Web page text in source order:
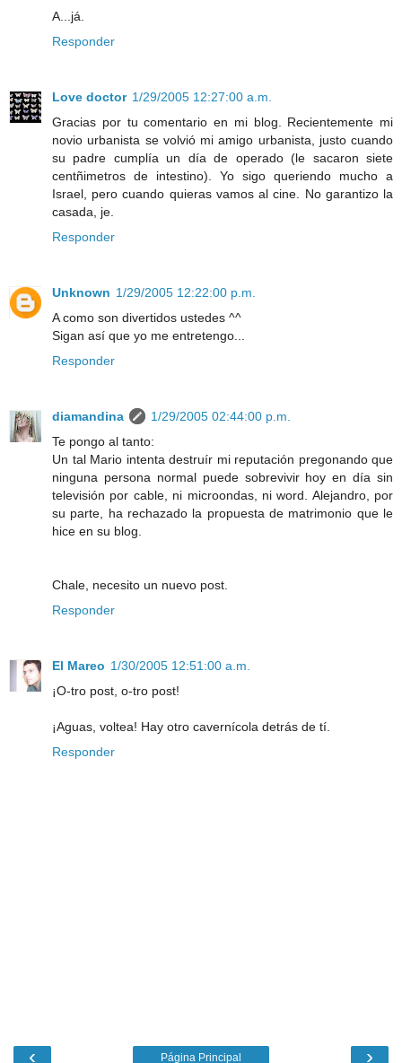
A...já.
Responder
Love doctor 1/29/2005 12:27:00 a.m.
Gracias por tu comentario en mi blog. Recientemente mi
novio urbanista se volvió mi amigo urbanista, justo cuando
su padre cumplía un día de operado (le sacaron siete
centñimetros de intestino). Yo sigo queriendo mucho a
Israel, pero cuando quieras vamos al cine. No garantizo la
casada, je.
Responder
Unknown 1/29/2005 12:22:00 p.m.
A como son divertidos ustedes ^^
Sigan así que yo me entretengo...
Responder
diamandina
1/29/2005 02:44:00 p.m.
Te pongo al tanto:
Un tal Mario intenta destruír mi reputación pregonando que
ninguna persona normal puede sobrevivir hoy en día sin
televisión por cable, ni microondas, ni word. Alejandro, por
su parte, ha rechazado la propuesta de matrimonio que le
hice en su blog.
Chale, necesito un nuevo post.
Responder
El Mareo 1/30/2005 12:51:00 a.m.
¡O-tro post, o-tro post!
¡Aguas, voltea! Hay otro cavernícola detrás de tí.
Responder
‹ ›
Página Principal